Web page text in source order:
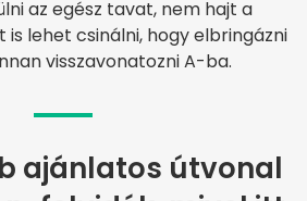
az egész tavat, nem hajt a
lehet csinálni, hogy elbringázni
visszavonatozni A-ba.
ajánlatos útvonal